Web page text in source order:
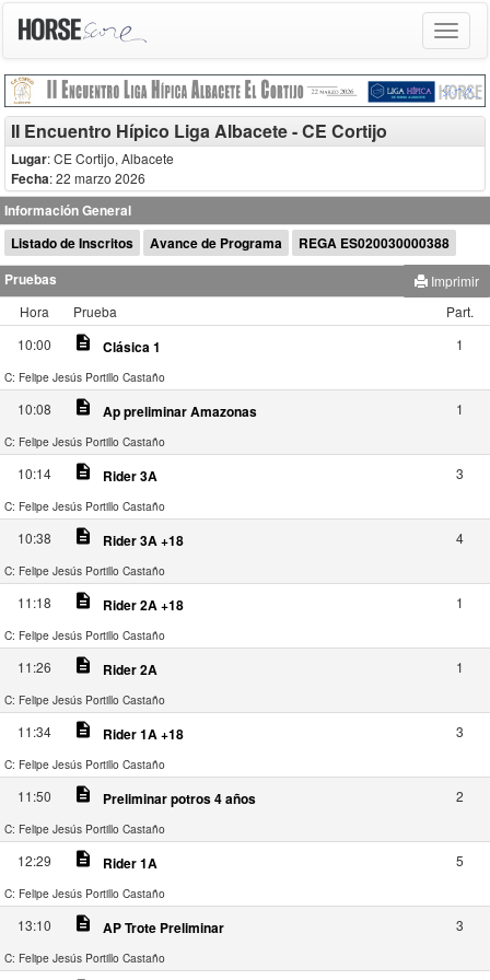
Toggle
II Encuentro Hípico Liga Albacete - CE Cortijo
Lugar: CE Cortijo, Albacete
Fecha: 22 marzo 2026
Información General
Listado de Inscritos
Avance de Programa
REGA ES020030000388
Pruebas
Imprimir
Hora
Prueba
Part.
10:00
description Clásica 1 1
C: Felipe Jesús Portillo Castaño
10:08 description Ap preliminar Amazonas 1
C: Felipe Jesús Portillo Castaño
10:14 description Rider 3A 3
C: Felipe Jesús Portillo Castaño
10:38 description Rider 3A +18 4
C: Felipe Jesús Portillo Castaño
11:18 description Rider 2A +18 1
C: Felipe Jesús Portillo Castaño
11:26 description Rider 2A 1
C: Felipe Jesús Portillo Castaño
11:34 description Rider 1A +18 3
C: Felipe Jesús Portillo Castaño
11:50 description Preliminar potros 4 años 2
C: Felipe Jesús Portillo Castaño
12:29 description Rider 1A 5
C: Felipe Jesús Portillo Castaño
13:10 description AP Trote Preliminar 3
C: Felipe Jesús Portillo Castaño